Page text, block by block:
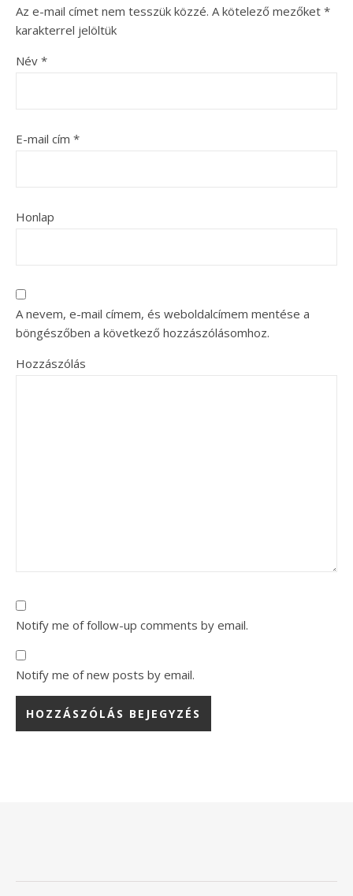
Az e-mail címet nem tesszük közzé. A kötelező mezőket *
karakterrel jelöltük
Név *
E-mail cím *
Honlap
A nevem, e-mail címem, és weboldalcímem mentése a
böngészőben a következő hozzászólásomhoz.
Hozzászólás
Notify me of follow-up comments by email.
Notify me of new posts by email.